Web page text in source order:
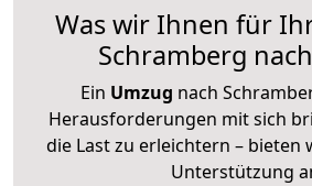
Was wir Ihnen für
Schramberg
Ein Umzug nach
Herausforderungen mit sich
die Last zu erleichtern – bieten
Unterstützung